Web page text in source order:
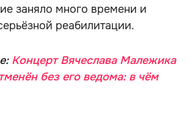
заняло много времени и
реабилитации.
Концерт Вячеслава Малежика
без его ведома: в чём